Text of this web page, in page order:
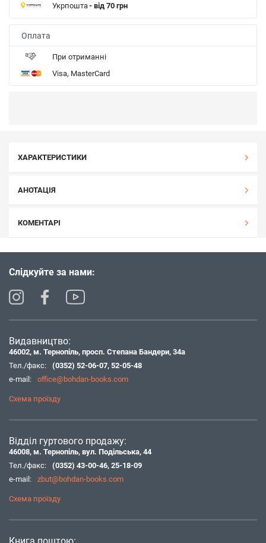
Укрпошта- від 70 грн
Оплата
При отриманні
Visa, MasterCard
ХАРАКТЕРИСТИКИ
АНОТАЦІЯ
КОМЕНТАРІ
Слідкуйте за нами:
Видавництво:
46002, м. Тернопіль, просп. Степана Бандери, 34а
Тел./факс:
(0352) 52-06-07, 52-05-48
e-mail:
office@bohdan-books.com
Схема проїзду
Відділ гуртового продажу:
46008, м. Тернопіль, вул. Подільська, 44
Тел./факс:
(0352) 43-00-46, 25-18-09
e-mail:
zbut@bohdan-books.com
Схема проїзду